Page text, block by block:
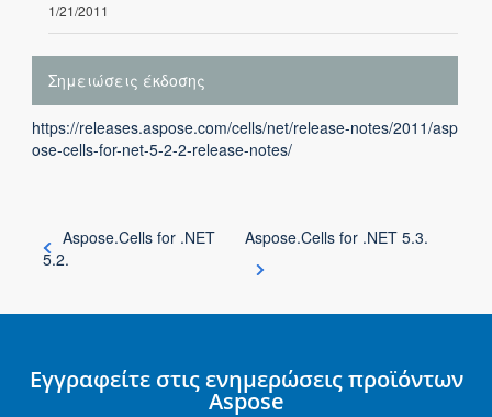
1/21/2011
Σημειώσεις έκδοσης
https://releases.aspose.com/cells/net/release-notes/2011/asp
ose-cells-for-net-5-2-2-release-notes/
Aspose.Cells for .NET
5.2.
Aspose.Cells for .NET 5.3.
Εγγραφείτε στις ενημερώσεις προϊόντων
Aspose